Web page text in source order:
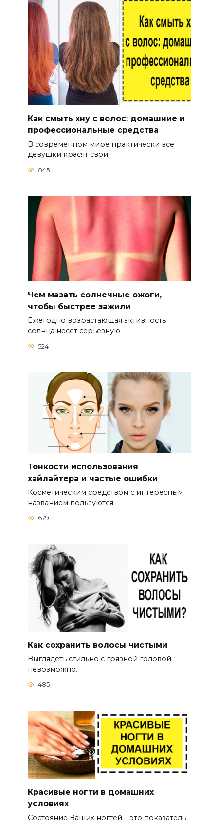
Как смыть хну с волос: домашние и
профессиональные средства
В современном мире практически все
девушки красят свои
845
Чем мазать солнечные ожоги,
чтобы быстрее зажили
Ежегодно возрастающая активность
солнца несет серьезную
524
Тонкости использования
хайлайтера и частые ошибки
Косметическим средством с интересным
названием пользуются
679
Как сохранить волосы чистыми
Выглядеть стильно с грязной головой
невозможно.
485
Красивые ногти в домашних
условиях
Состояние Ваших ногтей – это показатель